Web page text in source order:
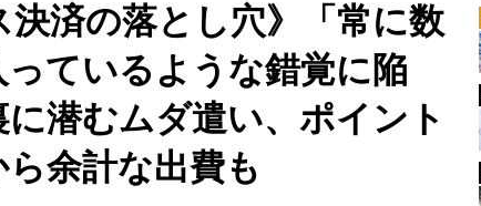
決済の落とし穴》「常に数
ているような錯覚に陥
潜むムダ遣い、ポイント
余計な出費も